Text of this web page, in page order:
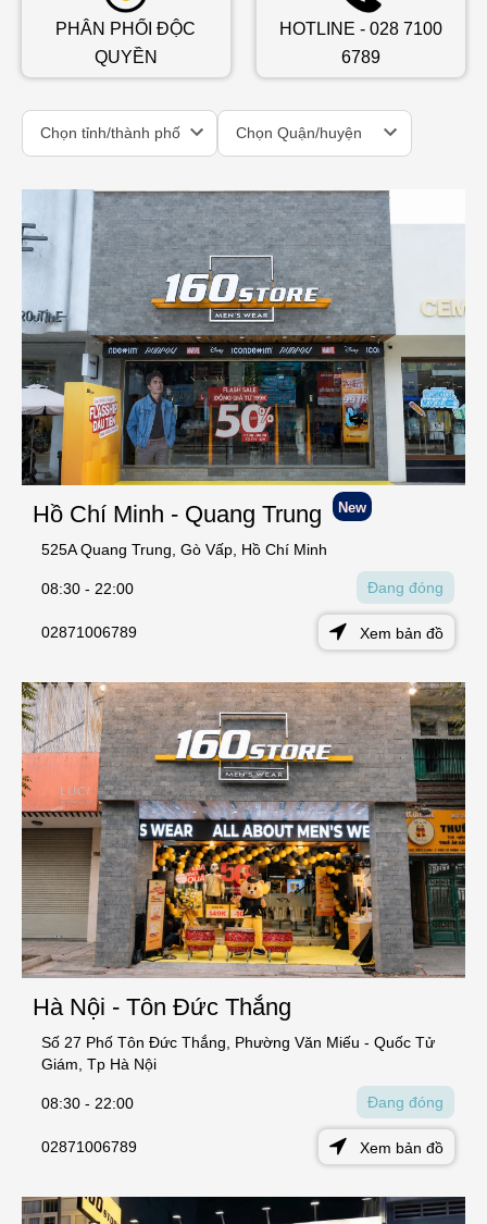
PHÂN PHỐI ĐỘC
QUYỀN
HOTLINE - 028 7100
6789
Hồ Chí Minh - Quang Trung New
525A Quang Trung, Gò Vấp, Hồ Chí Minh
08:30 - 22:00 Đang đóng
02871006789 Xem bản đồ
Hà Nội - Tôn Đức Thắng
Số 27 Phố Tôn Đức Thắng, Phường Văn Miếu - Quốc Tử
Giám, Tp Hà Nội
08:30 - 22:00 Đang đóng
02871006789 Xem bản đồ